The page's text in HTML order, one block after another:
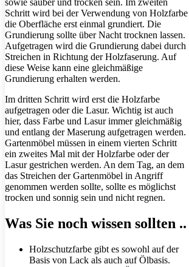
sowie sauber und trocken sein. Im zweiten
Schritt wird bei der Verwendung von Holzfarbe
die Oberfläche erst einmal grundiert. Die
Grundierung sollte über Nacht trocknen lassen.
Aufgetragen wird die Grundierung dabei durch
Streichen in Richtung der Holzfaserung. Auf
diese Weise kann eine gleichmäßige
Grundierung erhalten werden.
Im dritten Schritt wird erst die Holzfarbe
aufgetragen oder die Lasur. Wichtig ist auch
hier, dass Farbe und Lasur immer gleichmäßig
und entlang der Maserung aufgetragen werden.
Gartenmöbel müssen in einem vierten Schritt
ein zweites Mal mit der Holzfarbe oder der
Lasur gestrichen werden. An dem Tag, an dem
das Streichen der Gartenmöbel in Angriff
genommen werden sollte, sollte es möglichst
trocken und sonnig sein und nicht regnen.
Was Sie noch wissen sollten ..
Holzschutzfarbe gibt es sowohl auf der
Basis von Lack als auch auf Ölbasis.